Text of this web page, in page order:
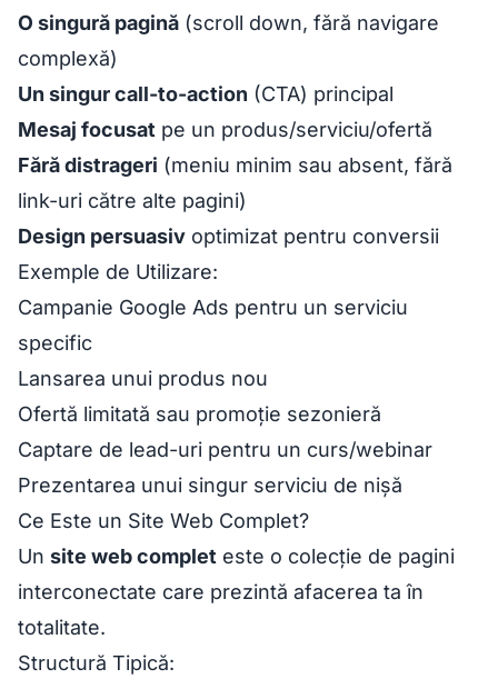
O singură pagină (scroll down, fără navigare
complexă)
Un singur call-to-action (CTA) principal
Mesaj focusat pe un produs/serviciu/ofertă
Fără distrageri (meniu minim sau absent, fără
link-uri către alte pagini)
Design persuasiv optimizat pentru conversii
Exemple de Utilizare:
Campanie Google Ads pentru un serviciu
specific
Lansarea unui produs nou
Ofertă limitată sau promoție sezonieră
Captare de lead-uri pentru un curs/webinar
Prezentarea unui singur serviciu de nișă
Ce Este un Site Web Complet?
Un site web complet este o colecție de pagini
interconectate care prezintă afacerea ta în
totalitate.
Structură Tipică: